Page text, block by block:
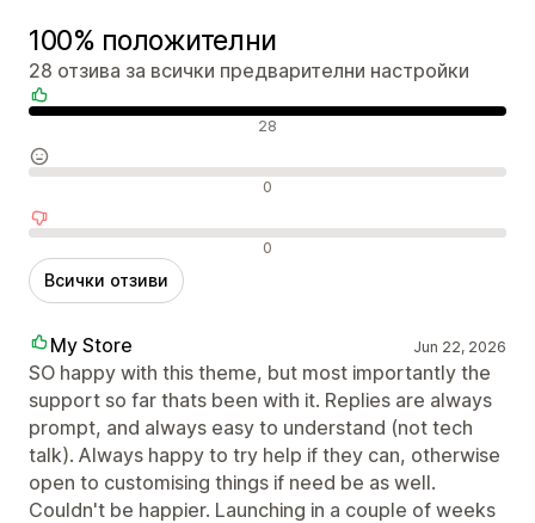
100% положителни
28 отзива за всички предварителни настройки
Положителни отзиви 28
Неутрални отзиви 0
Отрицателни отзиви 0
Всички отзиви
My Store Jun 22, 2026
SO happy with this theme, but most importantly the
support so far thats been with it. Replies are always
prompt, and always easy to understand (not tech
talk). Always happy to try help if they can, otherwise
open to customising things if need be as well.
Couldn't be happier. Launching in a couple of weeks